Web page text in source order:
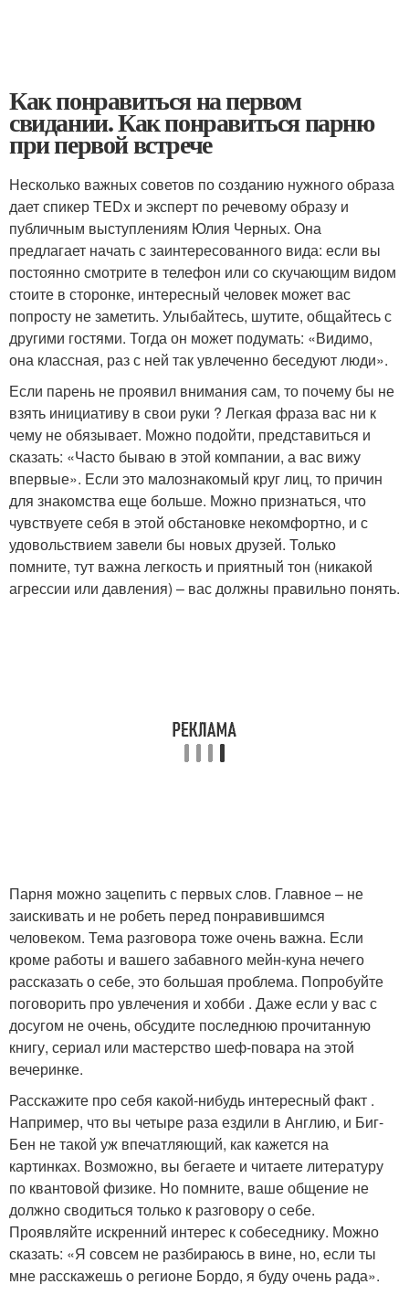
Как понравиться на первом
свидании. Как понравиться парню
при первой встрече
Несколько важных советов по созданию нужного образа
дает спикер TEDx и эксперт по речевому образу и
публичным выступлениям Юлия Черных. Она
предлагает начать с заинтересованного вида: если вы
постоянно смотрите в телефон или со скучающим видом
стоите в сторонке, интересный человек может вас
попросту не заметить. Улыбайтесь, шутите, общайтесь с
другими гостями. Тогда он может подумать: «Видимо,
она классная, раз с ней так увлеченно беседуют люди».
Если парень не проявил внимания сам, то почему бы не
взять инициативу в свои руки ? Легкая фраза вас ни к
чему не обязывает. Можно подойти, представиться и
сказать: «Часто бываю в этой компании, а вас вижу
впервые». Если это малознакомый круг лиц, то причин
для знакомства еще больше. Можно признаться, что
чувствуете себя в этой обстановке некомфортно, и с
удовольствием завели бы новых друзей. Только
помните, тут важна легкость и приятный тон (никакой
агрессии или давления) – вас должны правильно понять.
Парня можно зацепить с первых слов. Главное – не
заискивать и не робеть перед понравившимся
человеком. Тема разговора тоже очень важна. Если
кроме работы и вашего забавного мейн-куна нечего
рассказать о себе, это большая проблема. Попробуйте
поговорить про увлечения и хобби . Даже если у вас с
досугом не очень, обсудите последнюю прочитанную
книгу, сериал или мастерство шеф-повара на этой
вечеринке.
Расскажите про себя какой-нибудь интересный факт .
Например, что вы четыре раза ездили в Англию, и Биг-
Бен не такой уж впечатляющий, как кажется на
картинках. Возможно, вы бегаете и читаете литературу
по квантовой физике. Но помните, ваше общение не
должно сводиться только к разговору о себе.
Проявляйте искренний интерес к собеседнику. Можно
сказать: «Я совсем не разбираюсь в вине, но, если ты
мне расскажешь о регионе Бордо, я буду очень рада».